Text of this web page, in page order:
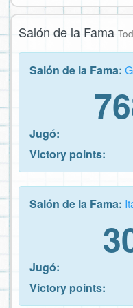
Salón de la Fama
Salón de la Fama:
Jugó:
Victory points:
Salón de la Fama:
Jugó:
Victory points: